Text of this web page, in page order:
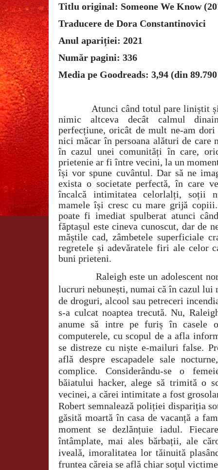
Titlu original: Someone We Know
Traducere de Dora Constantinovici
Anul apariției: 2021
Număr pagini: 336
Media pe Goodreads: 3,94 (din
Atunci când totul pare liniștit
nimic altceva decât calmul
perfecțiune, oricât de mult ne-am
nici măcar în persoana alături de care
în cazul unei comunități în care,
prietenie ar fi între vecini, la un
își vor spune cuvântul. Dar să ne
exista o societate perfectă, în care
încalcă intimitatea celorlalți, soții
mamele își cresc cu mare grijă
poate fi imediat spulberat atunci
făptașul este cineva cunoscut, dar de
măștile cad, zâmbetele superficiale
regretele și adevăratele firi ale celor
buni prieteni.
Raleigh este un adolescent
lucruri nebunești, numai că în cazul lui
de droguri, alcool sau petreceri
s-a culcat noaptea trecută. Nu,
anume să intre pe furiș în casele
computerele, cu scopul de a afla
se distreze cu niște e-mailuri false.
află despre escapadele sale
complice. Considerându-se o
băiatului hacker, alege să trimită o
vecinei, a cărei intimitate a fost
Robert semnalează poliției dispariția
găsită moartă în casa de vacanță a
moment se dezlănțuie iadul.
întâmplate, mai ales bărbații, ale
iveală, imoralitatea lor tăinuită
fruntea căreia se află chiar soțul